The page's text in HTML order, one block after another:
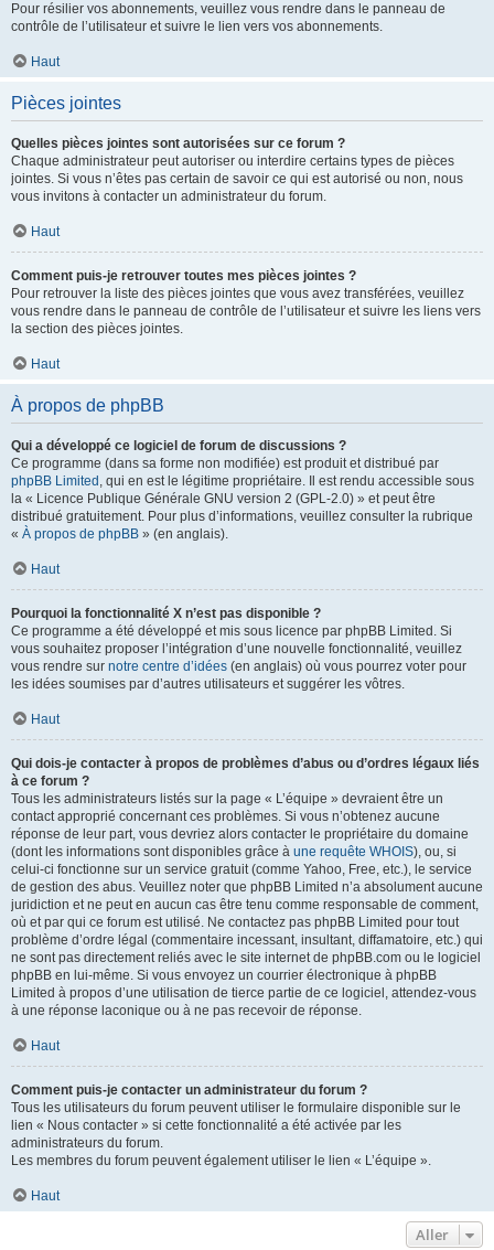
Pour résilier vos abonnements, veuillez vous rendre dans le panneau de
contrôle de l’utilisateur et suivre le lien vers vos abonnements.
Haut
Pièces jointes
Quelles pièces jointes sont autorisées sur ce forum ?
Chaque administrateur peut autoriser ou interdire certains types de pièces
jointes. Si vous n’êtes pas certain de savoir ce qui est autorisé ou non, nous
vous invitons à contacter un administrateur du forum.
Haut
Comment puis-je retrouver toutes mes pièces jointes ?
Pour retrouver la liste des pièces jointes que vous avez transférées, veuillez
vous rendre dans le panneau de contrôle de l’utilisateur et suivre les liens vers
la section des pièces jointes.
Haut
À propos de phpBB
Qui a développé ce logiciel de forum de discussions ?
Ce programme (dans sa forme non modifiée) est produit et distribué par
phpBB Limited , qui en est le légitime propriétaire. Il est rendu accessible sous
la « Licence Publique Générale GNU version 2 (GPL-2.0) » et peut être
distribué gratuitement. Pour plus d’informations, veuillez consulter la rubrique
« À propos de phpBB » (en anglais).
Haut
Pourquoi la fonctionnalité X n’est pas disponible ?
Ce programme a été développé et mis sous licence par phpBB Limited. Si
vous souhaitez proposer l’intégration d’une nouvelle fonctionnalité, veuillez
vous rendre sur notre centre d’idées (en anglais) où vous pourrez voter pour
les idées soumises par d’autres utilisateurs et suggérer les vôtres.
Haut
Qui dois-je contacter à propos de problèmes d’abus ou d’ordres légaux liés
à ce forum ?
Tous les administrateurs listés sur la page « L’équipe » devraient être un
contact approprié concernant ces problèmes. Si vous n’obtenez aucune
réponse de leur part, vous devriez alors contacter le propriétaire du domaine
(dont les informations sont disponibles grâce à une requête WHOIS), ou, si
celui-ci fonctionne sur un service gratuit (comme Yahoo, Free, etc.), le service
de gestion des abus. Veuillez noter que phpBB Limited n’a absolument aucune
juridiction et ne peut en aucun cas être tenu comme responsable de comment,
où et par qui ce forum est utilisé. Ne contactez pas phpBB Limited pour tout
problème d’ordre légal (commentaire incessant, insultant, diffamatoire, etc.) qui
ne sont pas directement reliés avec le site internet de phpBB.com ou le logiciel
phpBB en lui-même. Si vous envoyez un courrier électronique à phpBB
Limited à propos d’une utilisation de tierce partie de ce logiciel, attendez-vous
à une réponse laconique ou à ne pas recevoir de réponse.
Haut
Comment puis-je contacter un administrateur du forum ?
Tous les utilisateurs du forum peuvent utiliser le formulaire disponible sur le
lien « Nous contacter » si cette fonctionnalité a été activée par les
administrateurs du forum.
Les membres du forum peuvent également utiliser le lien « L’équipe ».
Haut
Aller